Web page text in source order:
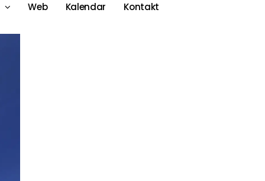
Web Kalendar Kontakt